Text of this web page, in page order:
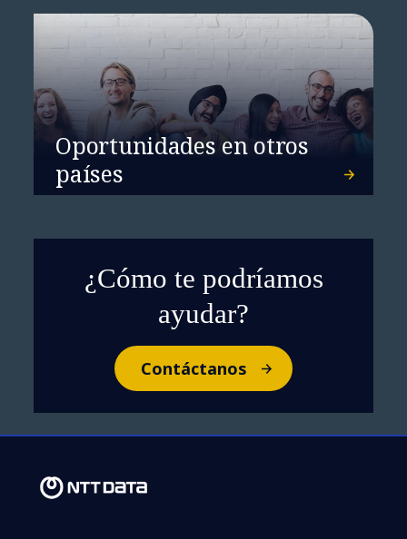
Oportunidades en otros
países
¿Cómo te podríamos
ayudar?
Contáctanos